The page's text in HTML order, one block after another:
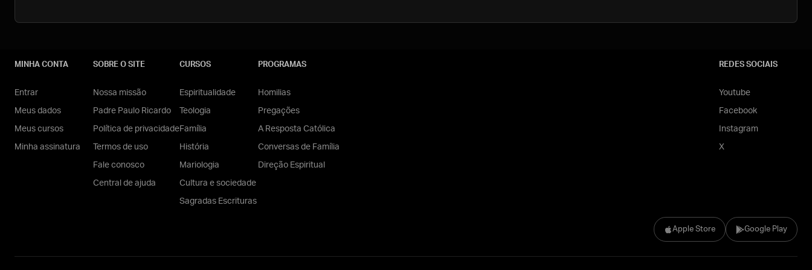
Apple Store Google Play
MINHA CONTA
Entrar
Meus dados
Meus cursos
Minha assinatura
SOBRE O SITE
Nossa missão
Padre Paulo Ricardo
Política de privacidade
Termos de uso
Fale conosco
Central de ajuda
CURSOS
Espiritualidade
Teologia
Família
História
Mariologia
Cultura e sociedade
Sagradas Escrituras
PROGRAMAS
Homilias
Pregações
A Resposta Católica
Conversas de Família
Direção Espiritual
REDES SOCIAIS
Youtube
Facebook
Instagram
X